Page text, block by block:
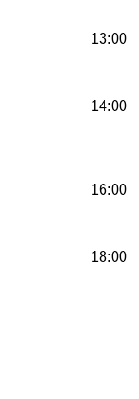
13:00
14:00
16:00
18:00